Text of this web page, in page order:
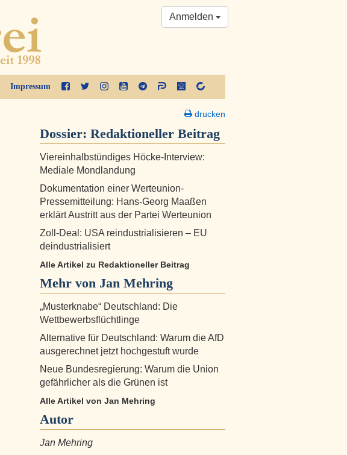
Impressum
Anmelden
drucken
Dossier: Redaktioneller Beitrag
Viereinhalbstündiges Höcke-Interview:
Mediale Mondlandung
Dokumentation einer Werteunion-
Pressemitteilung: Hans-Georg Maaßen
erklärt Austritt aus der Partei Werteunion
Zoll-Deal: USA reindustrialisieren – EU
deindustrialisiert
Alle Artikel zu Redaktioneller Beitrag
Mehr von Jan Mehring
„Musterknabe“ Deutschland: Die
Wettbewerbsflüchtlinge
Alternative für Deutschland: Warum die AfD
ausgerechnet jetzt hochgestuft wurde
Neue Bundesregierung: Warum die Union
gefährlicher als die Grünen ist
Alle Artikel von Jan Mehring
Autor
Jan Mehring